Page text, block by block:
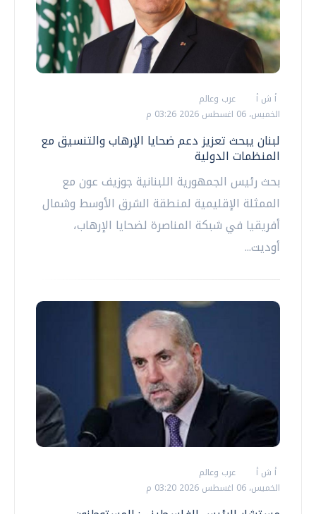
أ ش أ
عرب وعالم
الخميس، 06 اغسطس 2026 03:26 م
لبنان يبحث تعزيز دعم ضحايا الإرهاب والتنسيق مع
المنظمات الدولية
بحث رئيس الجمهورية اللبنانية جوزيف عون مع
الممثلة الإقليمية لمنطقة الشرق الأوسط وشمال
أفريقيا في شبكة المناصرة لضحايا الإرهاب،
أوديت...
أ ش أ
عرب وعالم
الخميس، 06 اغسطس 2026 03:20 م